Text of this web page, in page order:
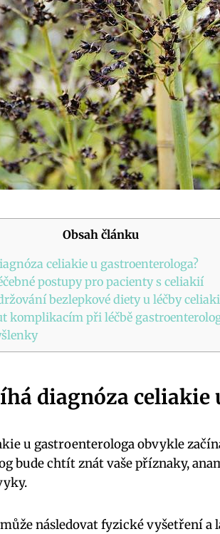
Obsah článku
celiakie u gastroenterologa?
postupy pro pacienty s celiakií
bezlepkové diety u léčby
komplikacím při léčbě
diagnóza celiakie
u gastroenterologa obvykle
bude chtít znát vaše příznaky,
následovat fyzické vyšetření